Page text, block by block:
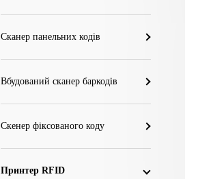
Сканер панельних кодів
Вбудований сканер баркодів
Скенер фіксованого коду
Принтер RFID